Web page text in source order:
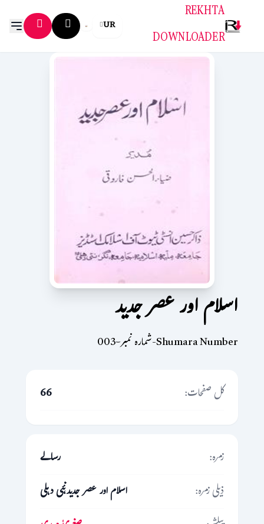
REKHTA
DOWNLOADER
UR
اسلام اور عصر جدید
Shumara Number-شمارہ نمبر-003
کل صفحات:
66
زمرہ:
رسالے
ذیلی زمرہ:
اسلام اور عصر جدید،نئی دہلی